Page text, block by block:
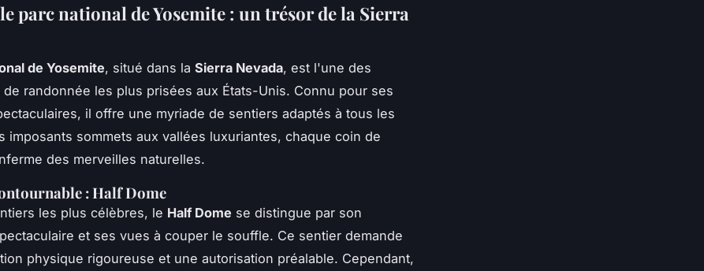
parc national de Yosemite : un trésor de la Sierra
de Yosemite, situé dans la Sierra Nevada, est l'une des
randonnée les plus prisées aux États-Unis. Connu pour ses
il offre une myriade de sentiers adaptés à tous les
imposants sommets aux vallées luxuriantes, chaque coin de
des merveilles naturelles.
: Half Dome
les plus célèbres, le Half Dome se distingue par son
et ses vues à couper le souffle. Ce sentier demande
physique rigoureuse et une autorisation préalable. Cependant,